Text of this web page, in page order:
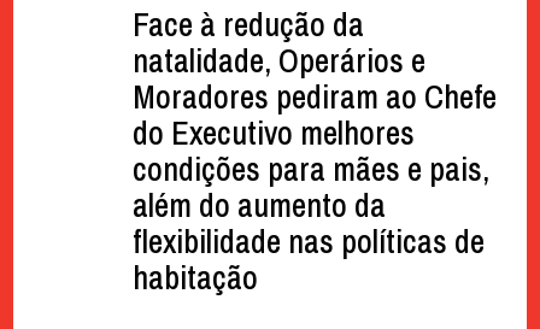
Face à redução da
natalidade, Operários e
Moradores pediram ao Chefe
do Executivo melhores
condições para mães e pais,
além do aumento da
flexibilidade nas políticas de
habitação